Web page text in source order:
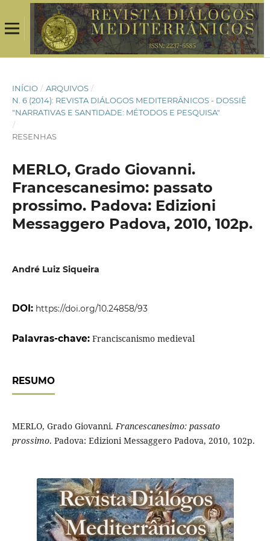
INÍCIO / ARQUIVOS /
N. 6 (2014): REVISTA DIÁLOGOS MEDITERRÂNICOS - DOSSIÊ
"NARRATIVAS E SANTIDADE: MÉTODOS E PESQUISA"
/
RESENHAS
MERLO, Grado Giovanni.
Francescanesimo: passato
prossimo. Padova: Edizioni
Messaggero Padova, 2010, 102p.
André Luiz Siqueira
DOI: https://doi.org/10.24858/93
Palavras-chave: Franciscanismo medieval
RESUMO
MERLO, Grado Giovanni.Francescanesimo: passato
prossimo. Padova: Edizioni Messaggero Padova, 2010, 102p.